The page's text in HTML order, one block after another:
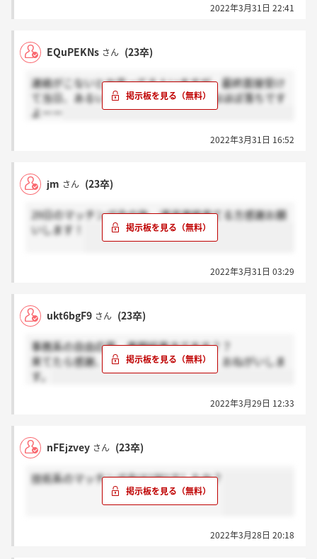
2022年3月31日 22:41
EQuPEKNs さん (23卒)
連絡がこないとか言ってる人いますが、最終面接受け
て当日、あるいは翌日に連絡こない人はほぼ落ちです
よーー
2022年3月31日 16:52
jm さん (23卒)
29日のマッチング会の後、通過連絡来てる方感謝お願
いします！
2022年3月31日 03:29
ukt6bgF9 さん (23卒)
事務系の自由応募、書類結果きてます？？
来てたら感謝、来てなかったらホント。おねがいしま
す。
2022年3月29日 12:33
nFEjzvey さん (23卒)
技術系のマッチング会は1対1でしたか？
2022年3月28日 20:18